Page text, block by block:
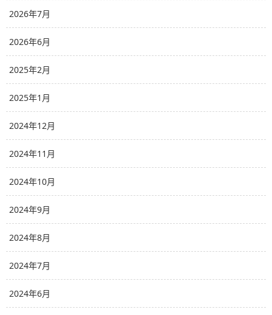
2026年7月
2026年6月
2025年2月
2025年1月
2024年12月
2024年11月
2024年10月
2024年9月
2024年8月
2024年7月
2024年6月